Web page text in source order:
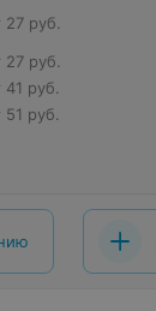
27 руб.
27 руб.
41 руб.
51 руб.